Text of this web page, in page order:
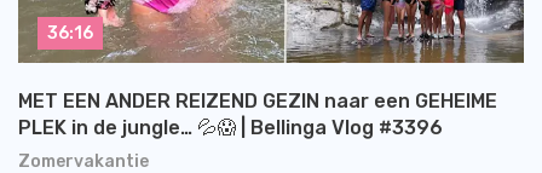
Zomervakantie
MET EEN ANDER REIZEND GEZIN naar een GEHEIME
PLEK in de jungle… 💦😱 | Bellinga Vlog #3396
36:16